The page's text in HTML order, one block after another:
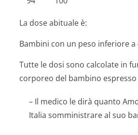
La dose abituale è:
Bambini con un peso inferiore a
Tutte le dosi sono calcolate in
corporeo del bambino
– Il medico le dirà quanto
Italia somministrare al suo